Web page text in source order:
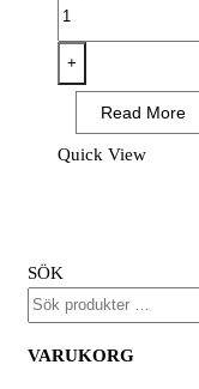
EV4
Vinterparkas
mängd
+
Read More
Quick View
SÖK
VARUKORG